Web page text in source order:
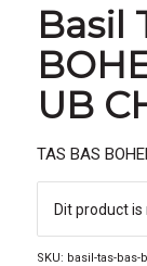
Basil
UB
TAS BAS
Dit product is
SKU: basil-tas-